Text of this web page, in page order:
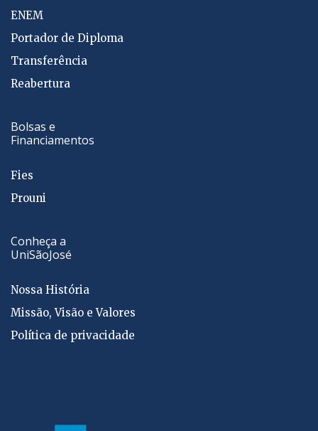
ENEM
Portador de Diploma
Transferência
Reabertura
Bolsas e
Financiamentos
Fies
Prouni
Conheça a
UniSãoJosé
Nossa História
Missão, Visão e Valores
Política de privacidade